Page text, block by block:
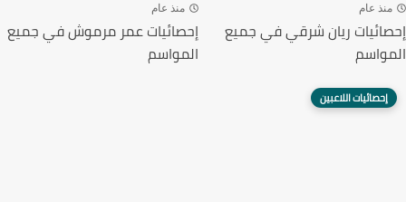
عام
ريان شرقي في جميع
منذ عام
إحصائيات عمر مرموش في جميع
المواسم
إحصائيات اللاعبين